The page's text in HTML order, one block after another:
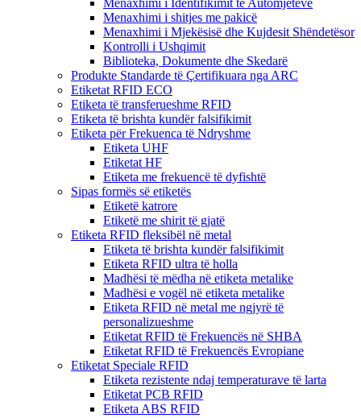
Menaxhimi i Identifikimit të Automjeteve
Menaxhimi i shitjes me pakicë
Menaxhimi i Mjekësisë dhe Kujdesit Shëndetësor
Kontrolli i Ushqimit
Biblioteka, Dokumente dhe Skedarë
Produkte Standarde të Çertifikuara nga ARC
Etiketat RFID ECO
Etiketa të transferueshme RFID
Etiketa të brishta kundër falsifikimit
Etiketa për Frekuenca të Ndryshme
Etiketa UHF
Etiketat HF
Etiketa me frekuencë të dyfishtë
Sipas formës së etiketës
Etiketë katrore
Etiketë me shirit të gjatë
Etiketa RFID fleksibël në metal
Etiketa të brishta kundër falsifikimit
Etiketa RFID ultra të holla
Madhësi të mëdha në etiketa metalike
Madhësi e vogël në etiketa metalike
Etiketa RFID në metal me ngjyrë të
personalizueshme
Etiketat RFID të Frekuencës në SHBA
Etiketat RFID të Frekuencës Evropiane
Etiketat Speciale RFID
Etiketa rezistente ndaj temperaturave të larta
Etiketat PCB RFID
Etiketa ABS RFID